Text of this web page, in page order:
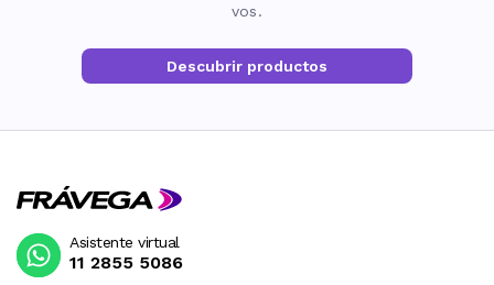
vos.
Descubrir productos
Asistente virtual
11 2855 5086